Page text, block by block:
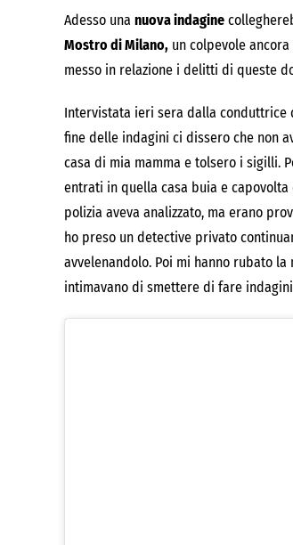
Adesso una nuova indagine
Mostro di Milano, un colpevole
messo in relazione i delitti di queste
Intervistata ieri sera dalla conduttrice
fine delle indagini ci dissero che non
casa di mia mamma e tolsero i sigilli.
entrati in quella casa buia e
polizia aveva analizzato, ma erano
ho preso un detective privato
avvelenandolo. Poi mi hanno rubato
intimavano di smettere di fare